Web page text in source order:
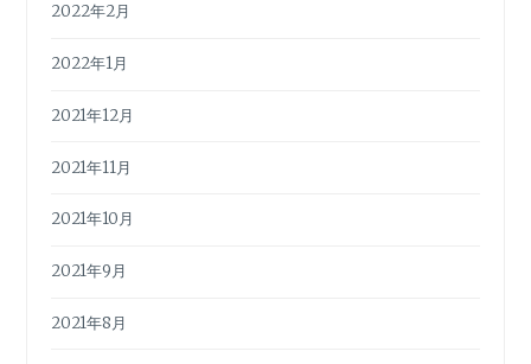
2022年2月
2022年1月
2021年12月
2021年11月
2021年10月
2021年9月
2021年8月